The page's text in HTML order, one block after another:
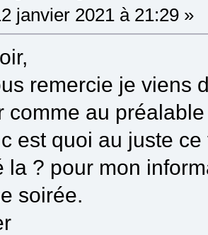
janvier 2021 à 21:29 »
remercie je viens
comme au
est quoi au juste
la ? pour mon
soirée.